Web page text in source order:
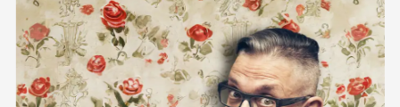
Haus
Partner